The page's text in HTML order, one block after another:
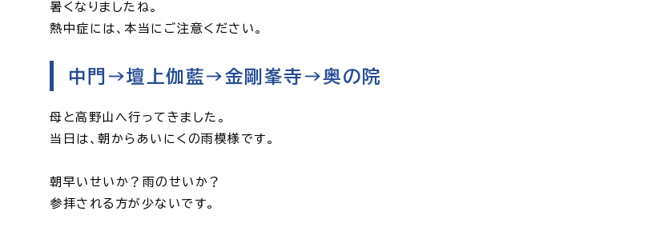
暑くなりましたね。
熱中症には、本当にご注意ください。
中門→壇上伽藍→金剛峯寺→奥の院
母と高野山へ行ってきました。
当日は、朝からあいにくの雨模様です。
朝早いせいか？雨のせいか？
参拝される方が少ないです。